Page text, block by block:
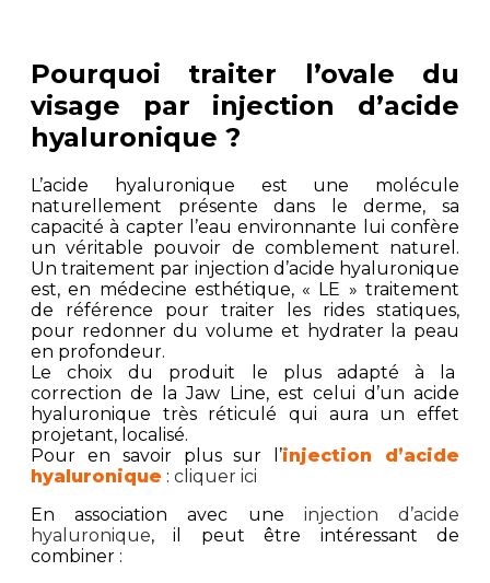
Pourquoi traiter l’ovale du
visage par injection d’acide
hyaluronique ?
L’acide hyaluronique est une molécule
naturellement présente dans le derme, sa
capacité à capter l’eau environnante lui confère
un véritable pouvoir de comblement naturel.
Un traitement par injection d’acide hyaluronique
est, en médecine esthétique, « LE » traitement
de référence pour traiter les rides statiques,
pour redonner du volume et hydrater la peau
en profondeur.
Le choix du produit le plus adapté à la
correction de la Jaw Line, est celui d’un acide
hyaluronique très réticulé qui aura un effet
projetant, localisé.
Pour en savoir plus sur l’injection d’acide
hyaluronique : cliquer ici
En association avec une injection d’acide
hyaluronique, il peut être intéressant de
combiner :